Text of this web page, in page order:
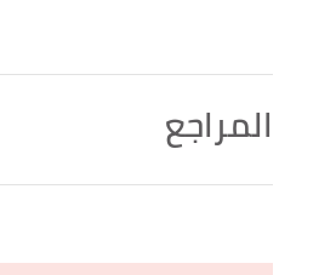
المراجع
^
"Love At First Sight: The Science Behind Pheromone Attraction"
,betterhelp, Retrieved